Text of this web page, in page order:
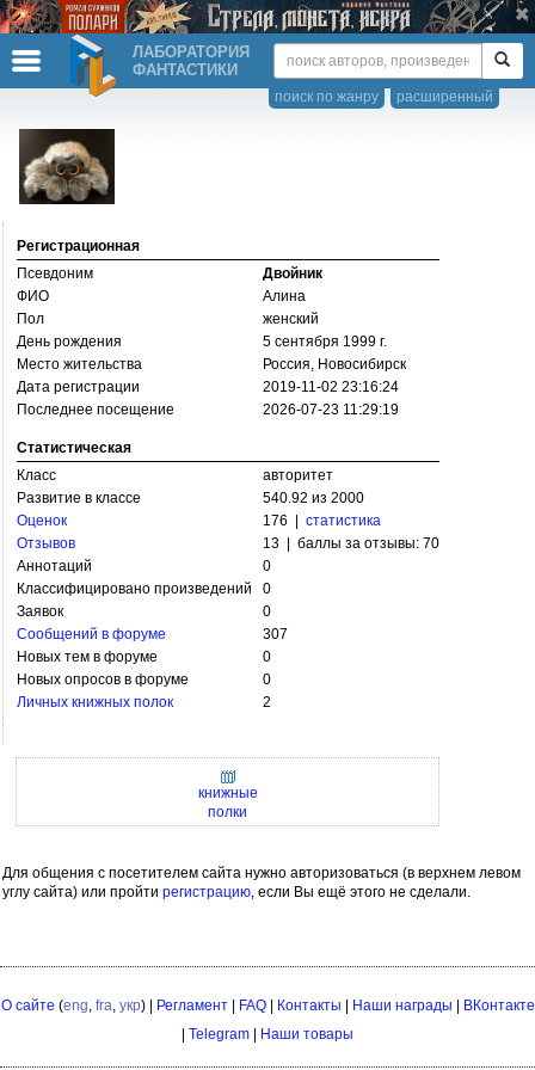
ЛАБОРАТОРИЯ
ФАНТАСТИКИ
расширенный
поиск по жанру
Регистрационная
Псевдоним
Двойник
ФИО
Алина
Пол
женский
День рождения
5 сентября 1999 г.
Место жительства
Россия, Новосибирск
Дата регистрации
2019-11-02 23:16:24
Последнее посещение
2026-07-23 11:29:19
Статистическая
Класс
авторитет
Развитие в классе
540.92 из 2000
Оценок
176 | статистика
Отзывов
13 | баллы за отзывы: 70
Аннотаций
0
Классифицировано произведений
0
Заявок
0
Сообщений в форуме
307
Новых тем в форуме
0
Новых опросов в форуме
0
Личных книжных полок
2
книжные
полки
Для общения с посетителем сайта нужно авторизоваться (в верхнем левом
углу сайта) или пройти регистрацию, если Вы ещё этого не сделали.
О сайте (eng, fra, укр) | Регламент| FAQ| Контакты Наши награды
ВКонтакте
Telegram Наши товары